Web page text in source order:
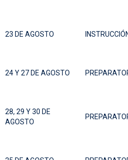
23 DE AGOSTO
24 Y 27 DE AGOSTO
28, 29 Y 30 DE
AGOSTO